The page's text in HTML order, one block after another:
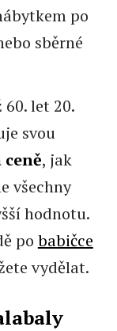
po
sběrné
let 20.
svou
, jak
všechny
hodnotu.
po babičce
vydělat.